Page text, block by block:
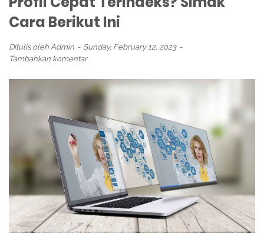
Cara Berikut Ini
Ditulis oleh Admin
Sunday, February 12, 2023
Tambahkan komentar